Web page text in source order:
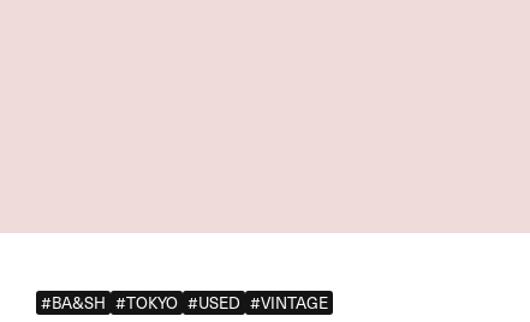
#BA&SH #TOKYO #USED #VINTAGE